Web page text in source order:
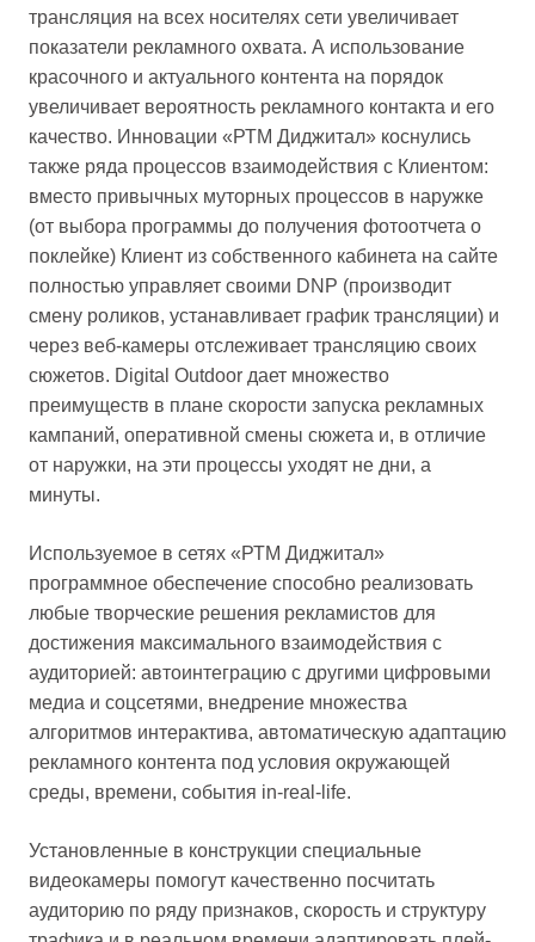
трансляция на всех носителях сети увеличивает
показатели рекламного охвата. А использование
красочного и актуального контента на порядок
увеличивает вероятность рекламного контакта и его
качество. Инновации «РТМ Диджитал» коснулись
также ряда процессов взаимодействия с Клиентом:
вместо привычных муторных процессов в наружке
(от выбора программы до получения фотоотчета о
поклейке) Клиент из собственного кабинета на сайте
полностью управляет своими DNP (производит
смену роликов, устанавливает график трансляции) и
через веб-камеры отслеживает трансляцию своих
сюжетов. Digital Outdoor дает множество
преимуществ в плане скорости запуска рекламных
кампаний, оперативной смены сюжета и, в отличие
от наружки, на эти процессы уходят не дни, а
минуты.
Используемое в сетях «РТМ Диджитал»
программное обеспечение способно реализовать
любые творческие решения рекламистов для
достижения максимального взаимодействия с
аудиторией: автоинтеграцию с другими цифровыми
медиа и соцсетями, внедрение множества
алгоритмов интерактива, автоматическую адаптацию
рекламного контента под условия окружающей
среды, времени, события in-real-life.
Установленные в конструкции специальные
видеокамеры помогут качественно посчитать
аудиторию по ряду признаков, скорость и структуру